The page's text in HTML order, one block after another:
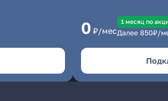
0 ₽/мес
1 месяц по
Далее 850₽/